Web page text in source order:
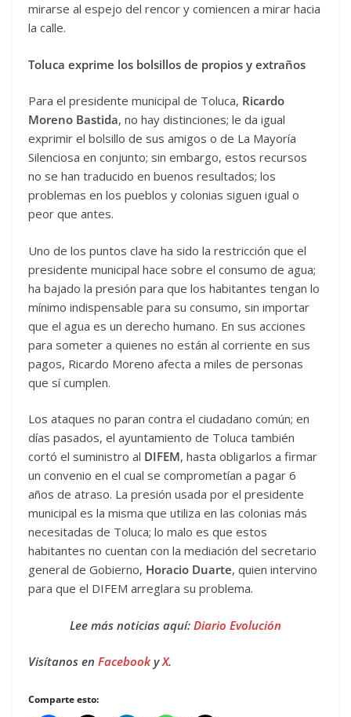
mirarse al espejo del rencor y comiencen a mirar hacia
la calle.
Toluca exprime los bolsillos de propios y extraños
Para el presidente municipal de Toluca, Ricardo
Moreno Bastida, no hay distinciones; le da igual
exprimir el bolsillo de sus amigos o de La Mayoría
Silenciosa en conjunto; sin embargo, estos recursos
no se han traducido en buenos resultados; los
problemas en los pueblos y colonias siguen igual o
peor que antes.
Uno de los puntos clave ha sido la restricción que el
presidente municipal hace sobre el consumo de agua;
ha bajado la presión para que los habitantes tengan lo
mínimo indispensable para su consumo, sin importar
que el agua es un derecho humano. En sus acciones
para someter a quienes no están al corriente en sus
pagos, Ricardo Moreno afecta a miles de personas
que sí cumplen.
Los ataques no paran contra el ciudadano común; en
días pasados, el ayuntamiento de Toluca también
cortó el suministro al DIFEM, hasta obligarlos a firmar
un convenio en el cual se comprometían a pagar 6
años de atraso. La presión usada por el presidente
municipal es la misma que utiliza en las colonias más
necesitadas de Toluca; lo malo es que estos
habitantes no cuentan con la mediación del secretario
general de Gobierno, Horacio Duarte, quien intervino
para que el DIFEM arreglara su problema.
Lee más noticias aquí: Diario Evolución
Visítanos en FacebookyX.
Comparte esto: